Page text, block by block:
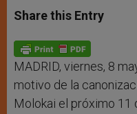
t
s
p
p
s
e
g
e
r
e
b
o
k
Share this Entry
MADRID, viernes, 8
motivo de la
Molokai el próximo 11